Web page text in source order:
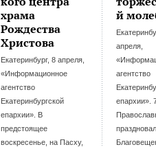
храма
Рождества
Христова
Екатеринбург, 8 апреля,
«Информационное
агентство
Екатеринбургской
епархии». В
предстоящее
воскресенье, на Пасху,
й
апреля,
агентство
епархии».